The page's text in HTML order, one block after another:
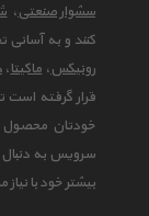
سشوار صنعتی،
کنند و به
رونیکس،ماکیتا،
قرار گرفته است
خودتان محصول
سرویس به دنبال
بیشتر خود با